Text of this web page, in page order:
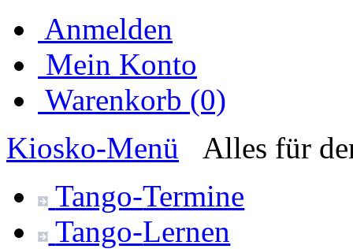
Anmelden
Mein Konto
Warenkorb (0)
Kiosko-Menü
Alles für
Tango-Termine
Tango-Lernen